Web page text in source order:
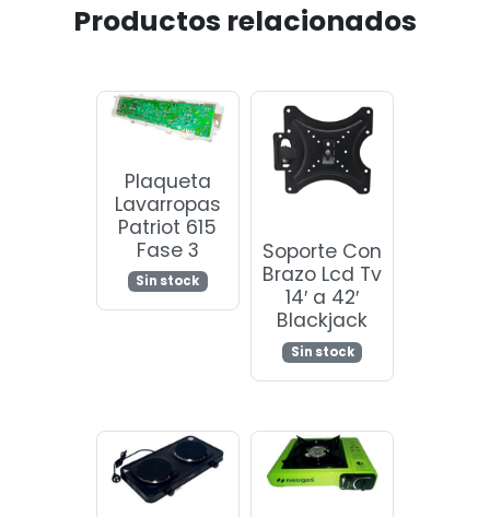
Productos relacionados
Plaqueta
Lavarropas
Patriot 615
Fase 3
Sin stock
Soporte Con
Brazo Lcd Tv
14′ a 42′
Blackjack
Sin stock